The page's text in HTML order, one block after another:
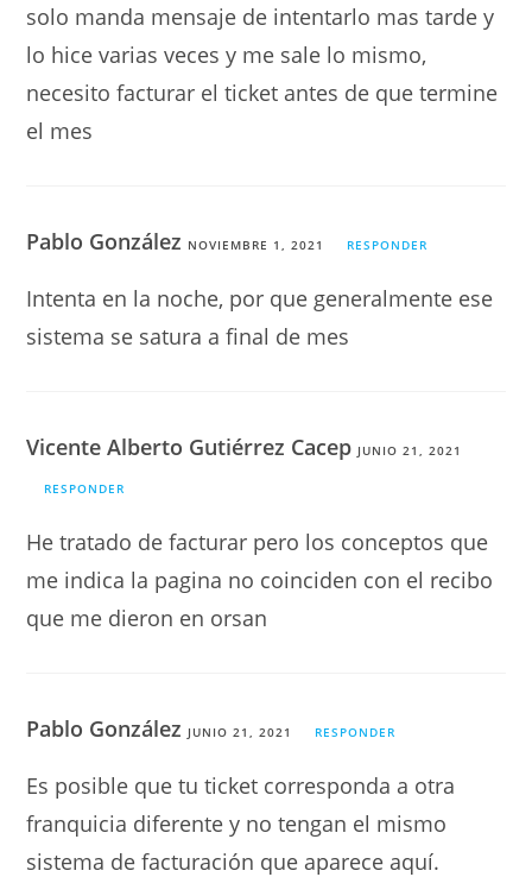
solo manda mensaje de intentarlo mas tarde y
lo hice varias veces y me sale lo mismo,
necesito facturar el ticket antes de que termine
el mes
Pablo González NOVIEMBRE 1, 2021 RESPONDER
Intenta en la noche, por que generalmente ese
sistema se satura a final de mes
Vicente Alberto Gutiérrez Cacep JUNIO 21, 2021
RESPONDER
He tratado de facturar pero los conceptos que
me indica la pagina no coinciden con el recibo
que me dieron en orsan
Pablo González JUNIO 21, 2021 RESPONDER
Es posible que tu ticket corresponda a otra
franquicia diferente y no tengan el mismo
sistema de facturación que aparece aquí.